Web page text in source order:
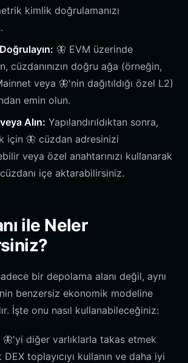
kimlik doğrulamanızı
🦋 EVM üzerinde
cüzdanınızın doğru ağa (örneğin,
veya 🦋'nin dağıtıldığı özel L2)
emin olun.
Alın: Yapılandırıldıktan sonra,
için 🦋 cüzdan adresinizi
veya özel anahtarınızı kullanarak
içe aktarabilirsiniz.
ile Neler
bir depolama alanı değil, aynı
benzersiz ekonomik modeline
İşte onu nasıl kullanabileceğiniz:
🦋'yi diğer varlıklarla takas etmek
toplayıcıyı kullanın ve daha iyi